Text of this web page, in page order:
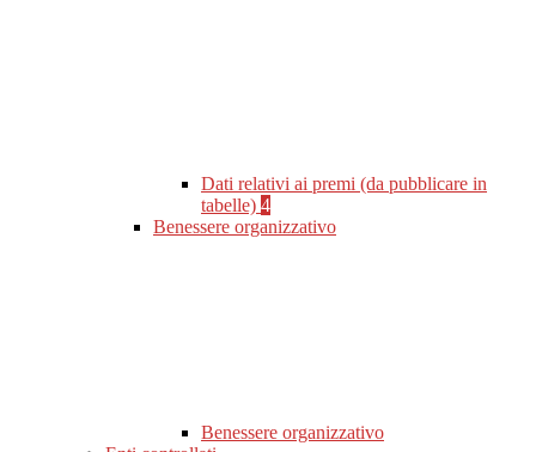
Dati relativi ai premi (da pubblicare in
tabelle) 4
Benessere organizzativo
Benessere organizzativo